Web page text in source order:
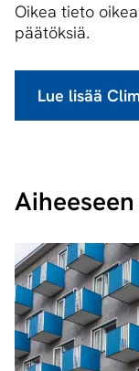
Oikea tieto
päätöksiä.
Lue lisää